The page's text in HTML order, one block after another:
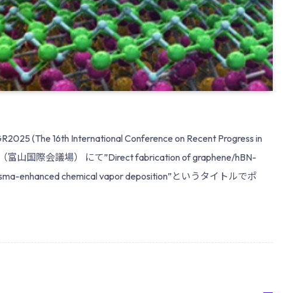
(The 16th International Conference on Recent Progress in
富山国際会議場） にて”Direct fabrication of graphene/hBN-
enhanced chemical vapor deposition”というタイトルでポ